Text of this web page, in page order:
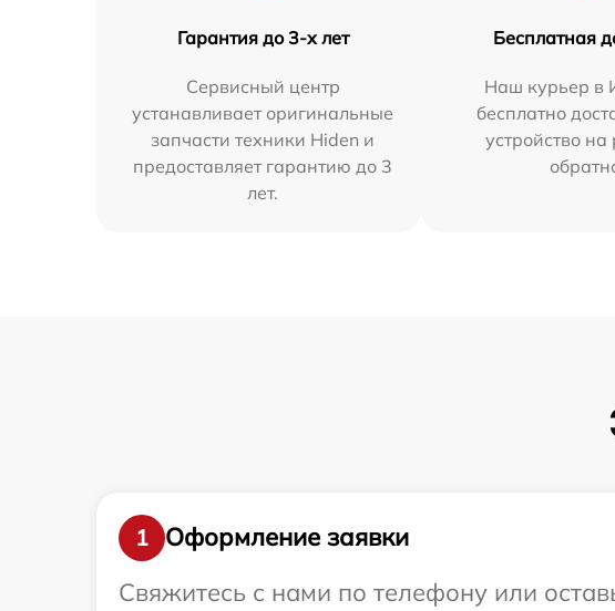
Гарантия до 3-х лет
Сервисный центр
устанавливает оригинальные
запчасти техники Hiden и
предоставляет гарантию до 3
лет.
Бесплатная
Наш курьер в
бесплатно
устройство на
1
Оформление заявки
Свяжитесь с нами по телефону или